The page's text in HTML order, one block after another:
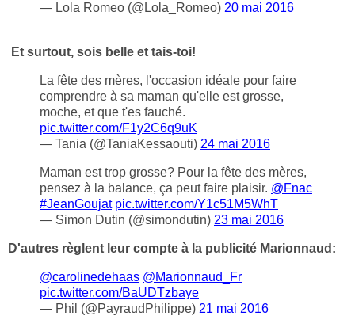
— Lola Romeo (@Lola_Romeo) 20 mai 2016
Et surtout, sois belle et tais-toi!
La fête des mères, l'occasion idéale pour faire
comprendre à sa maman qu'elle est grosse,
moche, et que t'es fauché.
pic.twitter.com/F1y2C6q9uK
— Tania (@TaniaKessaouti) 24 mai 2016
Maman est trop grosse? Pour la fête des mères,
pensez à la balance, ça peut faire plaisir. @Fnac
#JeanGoujat pic.twitter.com/Y1c51M5WhT
— Simon Dutin (@simondutin) 23 mai 2016
D'autres règlent leur compte à la publicité Marionnaud:
@carolinedehaas @Marionnaud_Fr
pic.twitter.com/BaUDTzbaye
— Phil (@PayraudPhilippe) 21 mai 2016